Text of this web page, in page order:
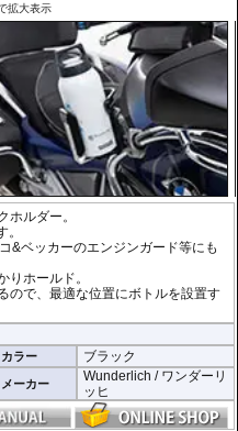
拡大表示
ホルダー。
&ベッカーのエンジンガード等にも
りホールド。
ので、最適な位置にボトルを設置す
カラー ブラック
メーカー
Wunderlich / ワンダーリ
ッヒ